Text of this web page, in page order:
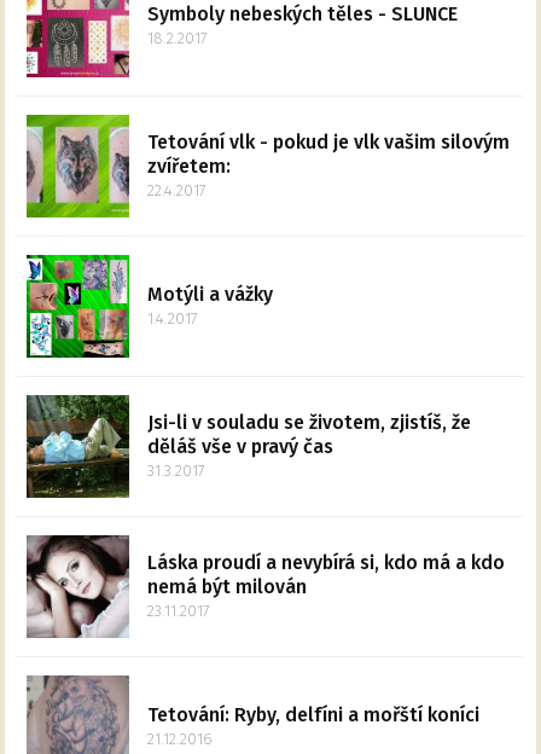
Symboly nebeských těles - SLUNCE
18.2.2017
Tetování vlk - pokud je vlk vašim silovým
zvířetem:
22.4.2017
Motýli a vážky
1.4.2017
Jsi-li v souladu se životem, zjistíš, že
děláš vše v pravý čas
31.3.2017
Láska proudí a nevybírá si, kdo má a kdo
nemá být milován
23.11.2017
Tetování: Ryby, delfíni a mořští koníci
21.12.2016